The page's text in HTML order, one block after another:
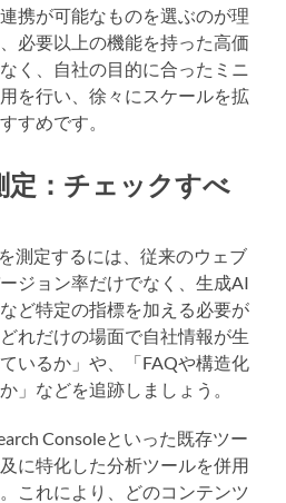
携が可能なものを選ぶのが理
必要以上の機能を持った高価
く、自社の目的に合ったミニ
を行い、徐々にスケールを拡
すめです。
定：チェックすべ
測定するには、従来のウェブ
ジョン率だけでなく、生成AI
ど特定の指標を加える必要が
れだけの場面で自社情報が生
いるか」や、「FAQや構造化
」などを追跡しましょう。
Consoleといった既存ツー
に特化した分析ツールを併用
これにより、どのコンテンツ